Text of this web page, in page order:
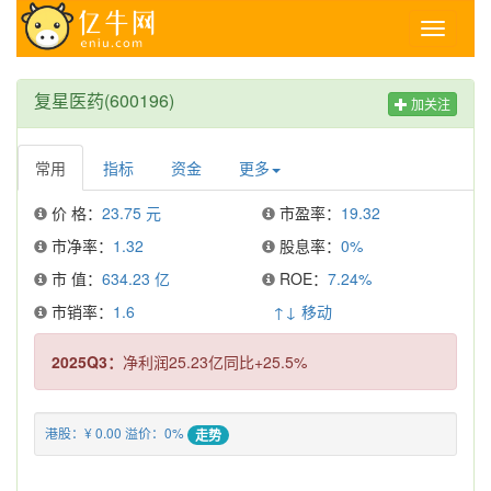
Toggle
复星医药(600196) 加关注
常用 指标 资金 更多
价 格： 23.75 元 市盈率： 19.32
市净率： 1.32 股息率： 0%
市 值： 634.23 亿 ROE： 7.24%
市销率： 1.6 ↑↓ 移动
2025Q3： 净利润25.23亿同比+25.5%
港股：¥ 0.00 溢价：0% 走势